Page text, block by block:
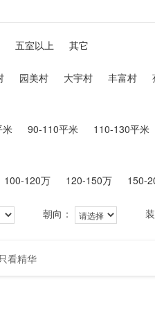
五室以上 其它
园美村 大宇村 丰富村
米 90-110平米 110-130平米
100-120万 120-150万 150-
朝向：
只看精华